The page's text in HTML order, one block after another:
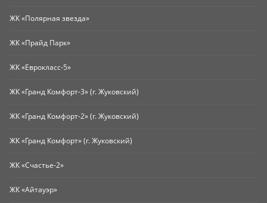
ЖК «Полярная звезда»
ЖК «Прайд Парк»
ЖК «Еврокласс-5»
ЖК «Гранд Комфорт-3» (г. Жуковский)
ЖК «Гранд Комфорт-2» (г. Жуковский)
ЖК «Гранд Комфорт» (г. Жуковский)
ЖК «Счастье-2»
ЖК «Айтауэр»